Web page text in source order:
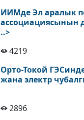
ИИМде Эл аралык
ассоциациясынын
..>
4219
Орто-Токой
жана электр
2896